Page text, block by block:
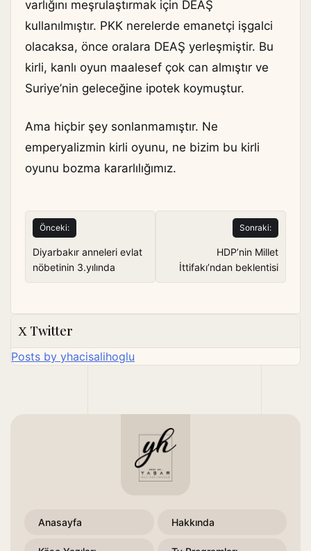
varlığını meşrulaştırmak için DEAŞ
kullanılmıştır. PKK nerelerde emanetçi işgalci
olacaksa, önce oralara DEAŞ yerleşmiştir. Bu
kirli, kanlı oyun maalesef çok can almıştır ve
Suriye’nin geleceğine ipotek koymuştur.
Ama hiçbir şey sonlanmamıştır. Ne
emperyalizmin kirli oyunu, ne bizim bu kirli
oyunu bozma kararlılığımız.
Yazı
gezinmesi
Önceki:
Diyarbakır anneleri evlat
nöbetinin 3.yılında
Sonraki:
HDP’nin Millet
İttifakı’ndan beklentisi
Twitter
Posts by yhacisalihoglu
Anasayfa Hakkında